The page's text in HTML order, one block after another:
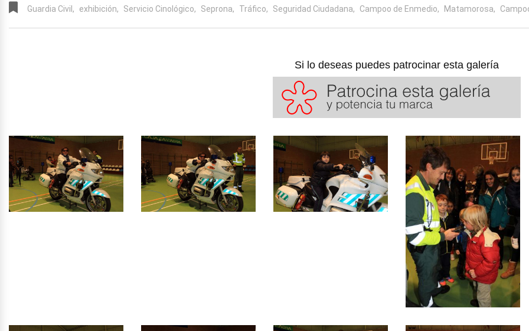
Guardia Civil, exhibición, Servicio Cinológico, Seprona, Tráfico, Seguridad Ciudadana, Campoo de Enmedio, Matamorosa,
Si lo deseas puedes patrocinar esta galería